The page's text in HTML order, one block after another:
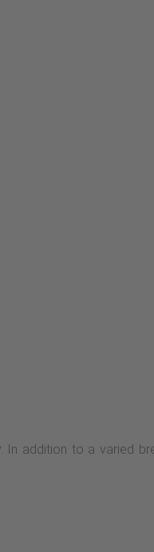
addition to a varied